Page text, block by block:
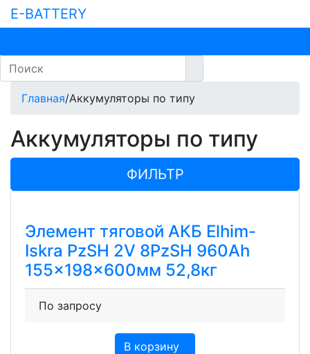
E-BATTERY
Главная/Аккумуляторы по типу
Аккумуляторы по типу
Элемент тяговой АКБ Elhim-
Iskra PzSH 2V 8PzSH 960Ah
155x198x600мм 52,8кг
По запросу
В корзину
ФИЛЬТР